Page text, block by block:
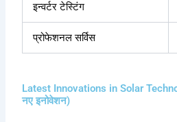
इन्वर्टर टेस्टिंग
प्रोफेशनल सर्विस
Latest Innovations in Solar
नए इनोवेशन)